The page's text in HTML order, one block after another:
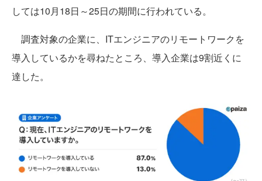
しては10月18日～25日の期間に行われている。
調査対象の企業に、ITエンジニアのリモートワークを
導入しているかを尋ねたところ、導入企業は9割近くに
達した。